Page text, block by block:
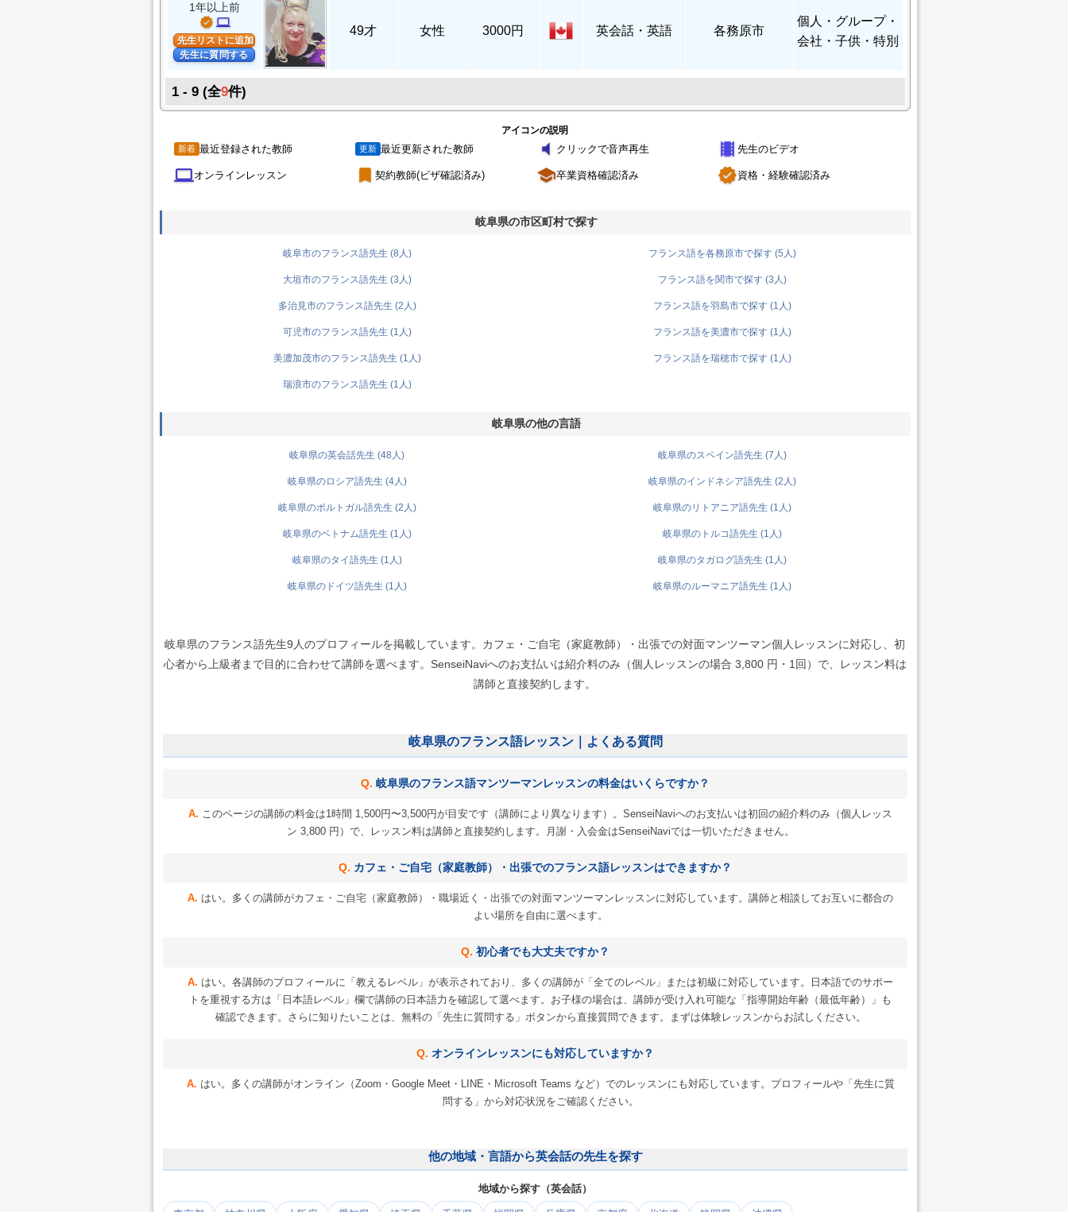
1年以上前
verified computer
先生リストに追加
先生に質問する
49才 女性 3000円 英会話・英語 各務原市
個人
・グループ・
会社・子供・特別
1 - 9 (全9件)
アイコンの説明
新着 最近登録された教師 更新 最近更新された教師 volume_mute クリックで音声再生 theaters 先生のビデオ
computerオンラインレッスン turned_in 契約教師(ビザ確認済み) school卒業資格確認済み verified資格・経験確認済み
岐阜県の市区町村で探す
岐阜市のフランス語先生 (8人) フランス語を各務原市で探す (5人)
大垣市のフランス語先生 (3人) フランス語を関市で探す (3人)
多治見市のフランス語先生 (2人) フランス語を羽島市で探す (1人)
可児市のフランス語先生 (1人) フランス語を美濃市で探す (1人)
美濃加茂市のフランス語先生 (1人) フランス語を瑞穂市で探す (1人)
瑞浪市のフランス語先生 (1人)
岐阜県の他の言語
岐阜県の英会話先生 (48人) 岐阜県のスペイン語先生 (7人)
岐阜県のロシア語先生 (4人) 岐阜県のインドネシア語先生 (2人)
岐阜県のポルトガル語先生 (2人) 岐阜県のリトアニア語先生 (1人)
岐阜県のベトナム語先生 (1人) 岐阜県のトルコ語先生 (1人)
岐阜県のタイ語先生 (1人) 岐阜県のタガログ語先生 (1人)
岐阜県のドイツ語先生 (1人) 岐阜県のルーマニア語先生 (1人)
岐阜県のフランス語先生9人のプロフィールを掲載しています。カフェ・ご自宅（家庭教師）・出張での対面マンツーマン個人レッスンに対応し、初
心者から上級者まで目的に合わせて講師を選べます。SenseiNaviへのお支払いは紹介料のみ（個人レッスンの場合 3,800 円・1回）で、レッスン料は
講師と直接契約します。
岐阜県のフランス語レッスン｜よくある質問
岐阜県のフランス語マンツーマンレッスンの料金はいくらですか？
このページの講師の料金は1時間 1,500円〜3,500円が目安です（講師により異なります）。SenseiNaviへのお支払いは初回の紹介料のみ（個人レッス
ン 3,800 円）で、レッスン料は講師と直接契約します。月謝・入会金はSenseiNaviでは一切いただきません。
カフェ・ご自宅（家庭教師）・出張でのフランス語レッスンはできますか？
はい。多くの講師がカフェ・ご自宅（家庭教師）・職場近く・出張での対面マンツーマンレッスンに対応しています。講師と相談してお互いに都合の
よい場所を自由に選べます。
初心者でも大丈夫ですか？
はい。各講師のプロフィールに「教えるレベル」が表示されており、多くの講師が「全てのレベル」または初級に対応しています。日本語でのサポー
トを重視する方は「日本語レベル」欄で講師の日本語力を確認して選べます。お子様の場合は、講師が受け入れ可能な「指導開始年齢（最低年齢）」も
確認できます。さらに知りたいことは、無料の「先生に質問する」ボタンから直接質問できます。まずは体験レッスンからお試しください。
オンラインレッスンにも対応していますか？
はい。多くの講師がオンライン（Zoom・Google Meet・LINE・Microsoft Teams など）でのレッスンにも対応しています。プロフィールや「先生に質
問する」から対応状況をご確認ください。
他の地域・言語から英会話の先生を探す
地域から探す（英会話）